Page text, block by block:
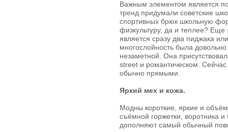
Важным элементом является
тренд придумали советские
спортивных брюк школьную
физкультуру, да и теплее?
является сразу два пиджака
многослойность была
незаметной. Она
street и романтическом.
обычно прямыми.
Яркий мех и кожа.
Модны короткие, яркие и
съёмной горжетки, воротника
дополняют самый обычный